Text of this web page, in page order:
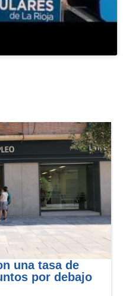
una tasa de
por debajo